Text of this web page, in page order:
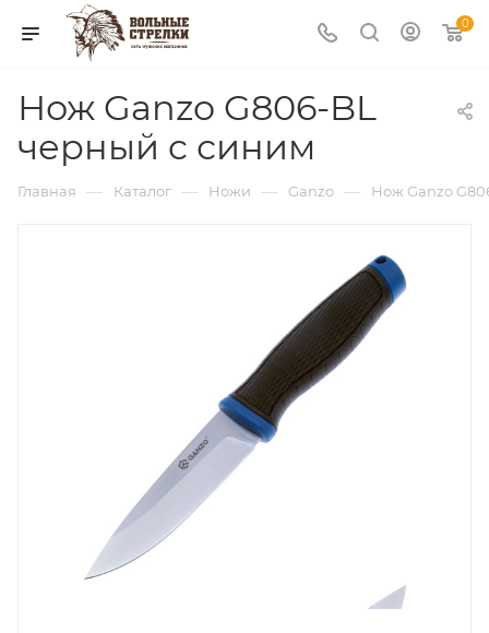
0
Нож Ganzo G806-BL
черный c синим
Главная — Каталог — Ножи — Ganzo — Нож Ganzo